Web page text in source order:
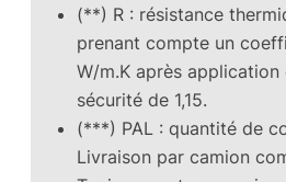
(**) R : résistance
prenant compte un
W/m.K après application
sécurité de 1,15.
(***) PAL : quantité de
Livraison par camion